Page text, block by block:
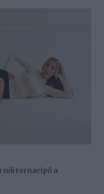
női tornacipő a